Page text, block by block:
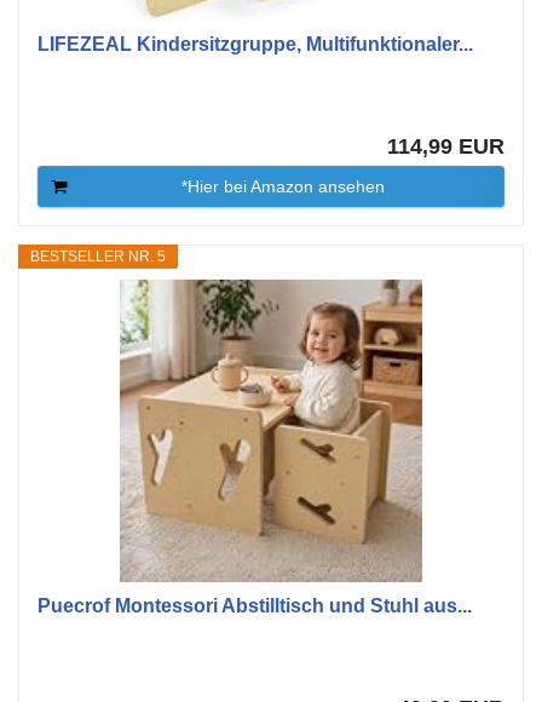
LIFEZEAL Kindersitzgruppe, Multifunktionaler...
114,99 EUR
*Hier bei Amazon ansehen
BESTSELLER NR. 5
Puecrof Montessori Abstilltisch und Stuhl aus...